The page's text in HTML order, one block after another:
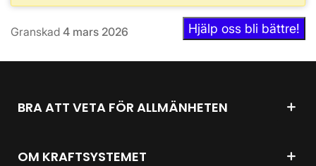
Granskad 4 mars 2026 Hjälp oss bli bättre!
BRA ATT VETA FÖR ALLMÄNHETEN
OM KRAFTSYSTEMET